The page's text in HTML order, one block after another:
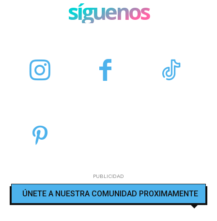
síguenos
PUBLICIDAD
ÚNETE A NUESTRA COMUNIDAD PROXIMAMENTE